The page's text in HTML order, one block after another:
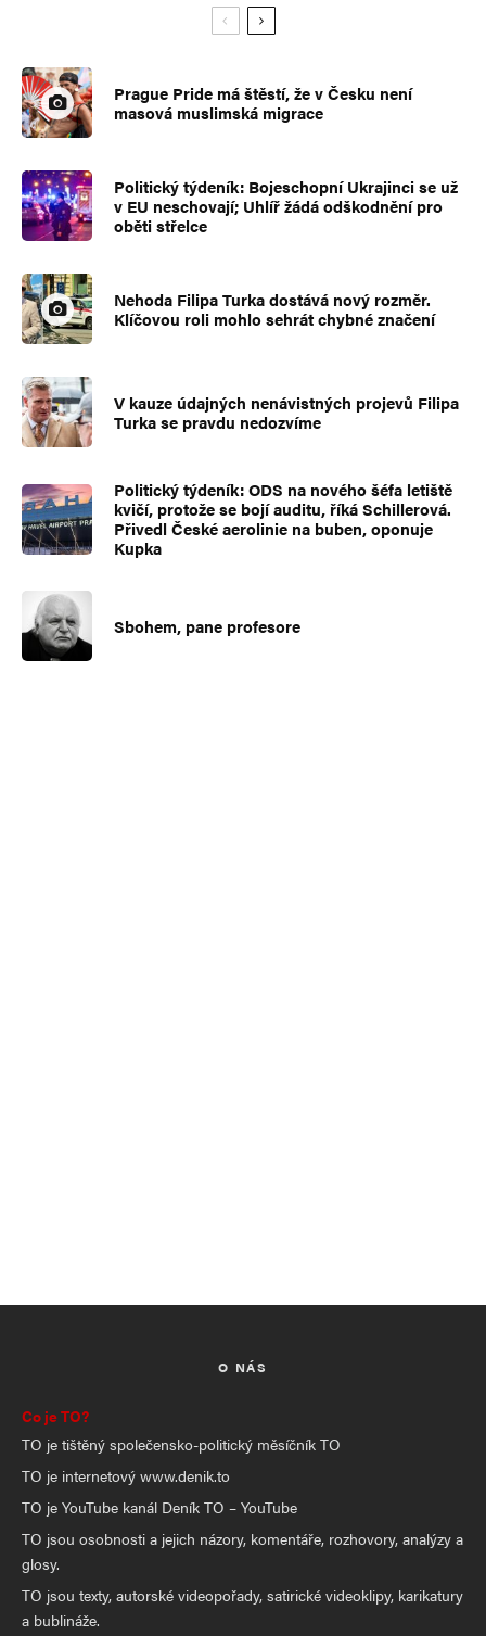
Prague Pride má štěstí, že v Česku není
masová muslimská migrace
Politický týdeník: Bojeschopní Ukrajinci se už
v EU neschovají; Uhlíř žádá odškodnění pro
oběti střelce
Nehoda Filipa Turka dostává nový rozměr.
Klíčovou roli mohlo sehrát chybné značení
V kauze údajných nenávistných projevů Filipa
Turka se pravdu nedozvíme
Politický týdeník: ODS na nového šéfa letiště
kvičí, protože se bojí auditu, říká Schillerová.
Přivedl České aerolinie na buben, oponuje
Kupka
Sbohem, pane profesore
O NÁS
Co je TO?
TO je tištěný společensko-politický měsíčník TO
TO je internetový www.denik.to
TO je YouTube kanál Deník TO – YouTube
TO jsou osobnosti a jejich názory, komentáře, rozhovory, analýzy a
glosy.
TO jsou texty, autorské videopořady, satirické videoklipy, karikatury
a bublináže.